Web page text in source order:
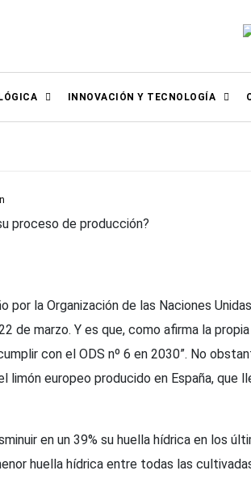
INNOVACIÓN Y TECNOLOGÍA
proceso de producción?
por la Organización de las Naciones
de marzo. Y es que, como afirma la
con el ODS nº 6 en 2030”. No
limón europeo producido en España, que
en un 39% su huella hídrica en los
huella hídrica entre todas las